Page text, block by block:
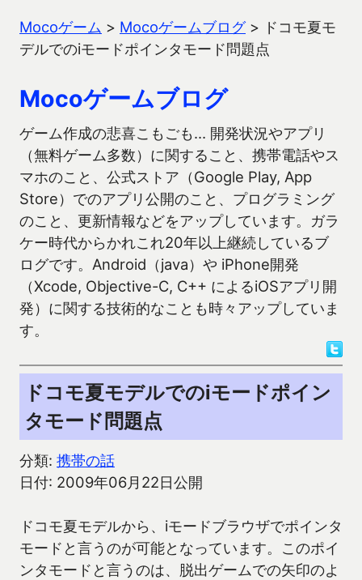
Mocoゲーム > Mocoゲームブログ> ドコモ夏モ
デルでのiモードポインタモード問題点
Mocoゲームブログ
ゲーム作成の悲喜こもごも… 開発状況やアプリ
（無料ゲーム多数）に関すること、携帯電話やス
マホのこと、公式ストア（Google Play, App
Store）でのアプリ公開のこと、プログラミング
のこと、更新情報などをアップしています。ガラ
ケー時代からかれこれ20年以上継続しているブ
ログです。Android（java）や iPhone開発
（Xcode, Objective-C, C++ によるiOSアプリ開
発）に関する技術的なことも時々アップしていま
す。
ドコモ夏モデルでのiモードポイン
タモード問題点
分類: 携帯の話
日付: 2009年06月22日公開
ドコモ夏モデルから、iモードブラウザでポインタ
モードと言うのが可能となっています。このポイ
ンタモードと言うのは、脱出ゲームでの矢印のよ